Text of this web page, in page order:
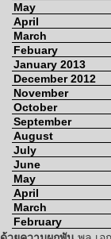
May
April
March
Febuary
January 2013
December 2012
November
October
September
August
July
June
May
April
March
February